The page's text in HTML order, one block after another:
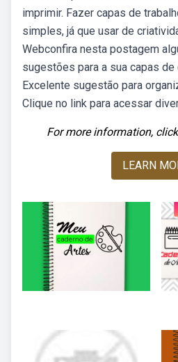
imprimir. Fazer capas de
simples, já que usar de
Webconfira nesta postagem
sugestões para a sua capas de
Excelente sugestão para
Clique no link para acessar
For more information,
LEARN